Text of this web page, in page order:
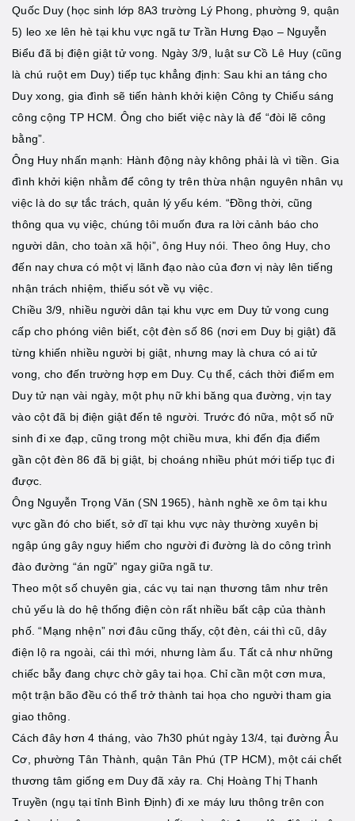
Quốc Duy (học sinh lớp 8A3 trường Lý Phong, phường 9, quận
5) leo xe lên hè tại khu vực ngã tư Trần Hưng Đạo – Nguyễn
Biểu đã bị điện giật tử vong. Ngày 3/9, luật sư Cồ Lê Huy (cũng
là chú ruột em Duy) tiếp tục khẳng định: Sau khi an táng cho
Duy xong, gia đình sẽ tiến hành khởi kiện Công ty Chiếu sáng
công cộng TP HCM. Ông cho biết việc này là để “đòi lẽ công
bằng”.
Ông Huy nhấn mạnh: Hành động này không phải là vì tiền. Gia
đình khởi kiện nhằm để công ty trên thừa nhận nguyên nhân vụ
việc là do sự tắc trách, quản lý yếu kém. “Đồng thời, cũng
thông qua vụ việc, chúng tôi muốn đưa ra lời cảnh báo cho
người dân, cho toàn xã hội”, ông Huy nói. Theo ông Huy, cho
đến nay chưa có một vị lãnh đạo nào của đơn vị này lên tiếng
nhận trách nhiệm, thiếu sót về vụ việc.
Chiều 3/9, nhiều người dân tại khu vực em Duy tử vong cung
cấp cho phóng viên biết, cột đèn số 86 (nơi em Duy bị giật) đã
từng khiến nhiều người bị giật, nhưng may là chưa có ai tử
vong, cho đến trường hợp em Duy. Cụ thể, cách thời điểm em
Duy tử nạn vài ngày, một phụ nữ khi băng qua đường, vịn tay
vào cột đã bị điện giật đến tê người. Trước đó nữa, một số nữ
sinh đi xe đạp, cũng trong một chiều mưa, khi đến địa điểm
gần cột đèn 86 đã bị giật, bị choáng nhiều phút mới tiếp tục đi
được.
Ông Nguyễn Trọng Văn (SN 1965), hành nghề xe ôm tại khu
vực gần đó cho biết, sở dĩ tại khu vực này thường xuyên bị
ngập úng gây nguy hiểm cho người đi đường là do công trình
đào đường “án ngữ” ngay giữa ngã tư.
Theo một số chuyên gia, các vụ tai nạn thương tâm như trên
chủ yếu là do hệ thống điện còn rất nhiều bất cập của thành
phố. “Mạng nhện” nơi đâu cũng thấy, cột đèn, cái thì cũ, dây
điện lộ ra ngoài, cái thì mới, nhưng làm ẩu. Tất cả như những
chiếc bẫy đang chực chờ gây tai họa. Chỉ cần một cơn mưa,
một trận bão đều có thể trở thành tai họa cho người tham gia
giao thông.
Cách đây hơn 4 tháng, vào 7h30 phút ngày 13/4, tại đường Âu
Cơ, phường Tân Thành, quận Tân Phú (TP HCM), một cái chết
thương tâm giống em Duy đã xảy ra. Chị Hoàng Thị Thanh
Truyền (ngụ tại tỉnh Bình Định) đi xe máy lưu thông trên con